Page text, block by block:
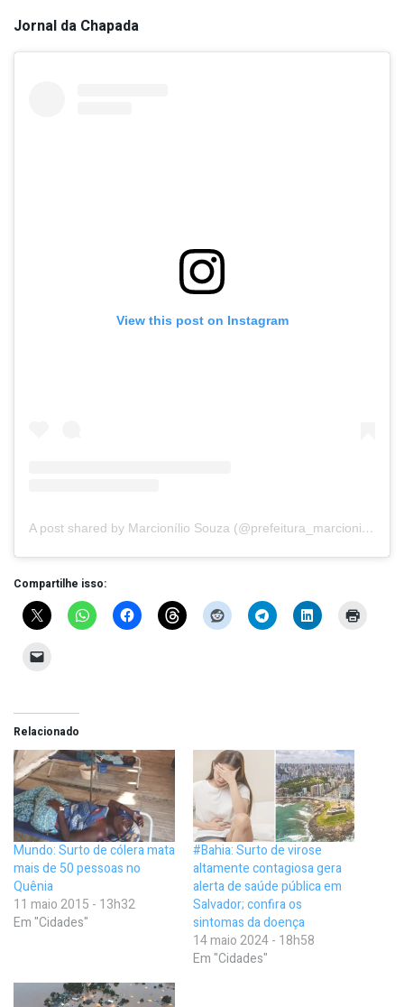
Jornal da Chapada
View this post on Instagram
A post shared by Marcionílio Souza (@prefeitura_marcioniliosouza)
Compartilhe isso:
Relacionado
Mundo: Surto de cólera mata
mais de 50 pessoas no
Quênia
11 maio 2015 - 13h32
Em "Cidades"
#Bahia: Surto de virose
altamente contagiosa gera
alerta de saúde pública em
Salvador; confira os
sintomas da doença
14 maio 2024 - 18h58
Em "Cidades"